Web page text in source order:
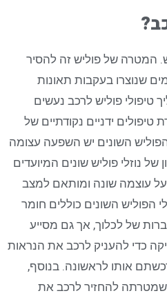
המטרה של פוליש זה להסיר
שנוצרו בעקבות תאונות
טיפולי פוליש לרכב נעשים
טיפולים ידניים נקודתיים של
השונים יש השפעה עצומה
של נוזלי פוליש שונים המיועדים
עוצמה שונה ומותאם למצב
הפוליש השונים כוללים חומר
של לכלוך, אך גם מסייע
כדי להעניק לרכב את הנראות
אותו לראשונה. בנוסף,
שמטרתה להחזיר לרכב את